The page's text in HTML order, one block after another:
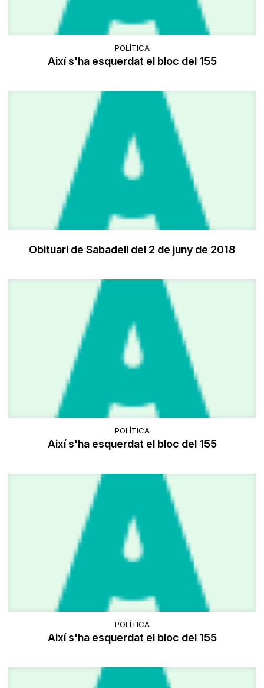
POLÍTICA
Així s'ha esquerdat el bloc del 155
Obituari de Sabadell del 2 de juny de 2018
POLÍTICA
Així s'ha esquerdat el bloc del 155
POLÍTICA
Així s'ha esquerdat el bloc del 155